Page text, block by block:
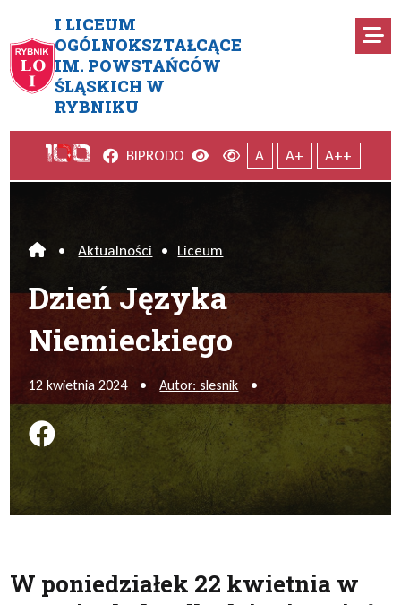
I LICEUM
OGÓLNOKSZTAŁCĄCE
IM. POWSTAŃCÓW
ŚLĄSKICH W
RYBNIKU
Dzień Języka Niemieckiego
Facebook
BIPRODO Wersja kontrastowa
Wersja domyślna
A A+ A++
Home
• Aktualności • Liceum
Dzień Języka
Niemieckiego
12 kwietnia 2024 • Autor: slesnik •
Podziel się na FB
W poniedziałek 22 kwietnia w